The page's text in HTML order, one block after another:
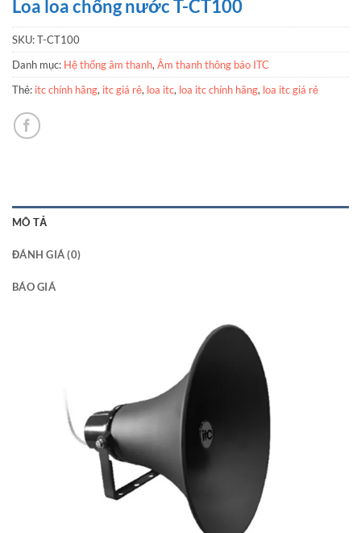
Loa loa chống nước T-CT100
SKU:T-CT100
Danh mục: Hệ thống âm thanh, Âm thanh thông báo ITC
Thẻ: itc chính hãng, itc giá rẻ, loa itc, loa itc chính hãng, loa itc giá rẻ
MÔ TẢ
ĐÁNH GIÁ (0)
BÁO GIÁ